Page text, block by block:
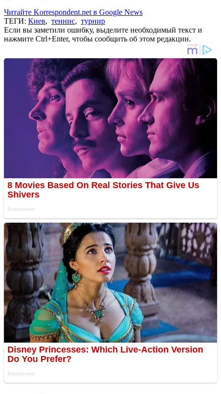
Читайте Korrespondent.net в Google News
ТЕГИ: Киев, теннис, турнир
Если вы заметили ошибку, выделите необходимый текст и
нажмите Ctrl+Enter, чтобы сообщить об этом редакции.